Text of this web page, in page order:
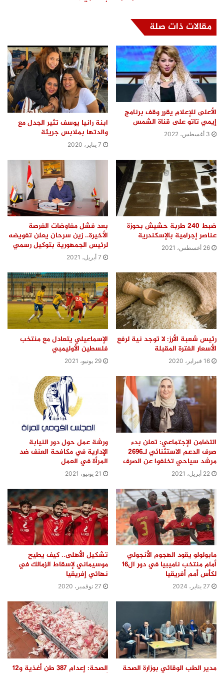
مقالات ذات صلة
الأعلى للإعلام يقرر وقف برنامج
إيمي تاتو على قناة الشمس
3 أغسطس، 2022
ابنة رانيا يوسف تثير الجدل مع
والدتها بملابس جريئة
7 يناير، 2020
ضبط 240 طربة حشيش بحوزة
عناصر إجرامية بالإسكندرية
26 أغسطس، 2021
بعد فشل مفاوضات الفرصة
الأخيرة.. زين سرحان يعلن تفويضه
لرئيس الجمهورية بتوكيل رسمي
7 أبريل، 2021
رئيس شعبة الأرز: لا توجد نية لرفع
الأسعار الفترة المقبلة
16 فبراير، 2020
الإسماعيلي يتعادل مع منتخب
فلسطين الأوليمبي
29 يونيو، 2021
التضامن الإجتماعي: تعلن بدء
صرف الدعم الاستثنائي لـ2696
مرشد سياحي تخلفوا عن الصرف
22 أبريل، 2021
ورشة عمل حول دور النيابة
الإدارية في مكافحة العنف ضد
المرأة في العمل
21 يونيو، 2021
مابولولو يقود الهجوم الأنجولي
أمام منتخب ناميبيا في دور ال16
لكأس أمم أفريقيا
27 يناير، 2024
تشكيل الأهلى.. كيف يطيح
موسيماني لإسقاط الزمالك في
نهائي إفريقيا
27 نوفمبر، 2020
مدير الطب الوقائي بوزارة الصحة
الصحة: إعدام 387 طن أغذية و12